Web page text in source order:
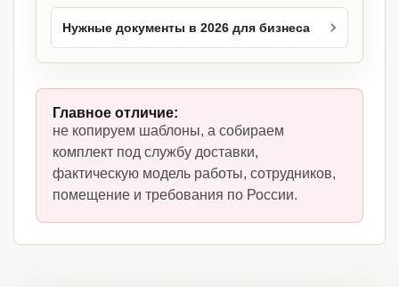
Нужные документы в 2026 для бизнеса
Главное отличие:
не копируем шаблоны, а собираем
комплект под службу доставки,
фактическую модель работы, сотрудников,
помещение и требования по России.